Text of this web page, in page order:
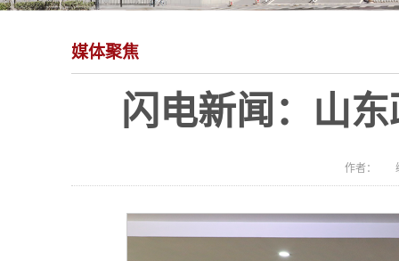
媒体聚焦
闪电新闻：山
作者：